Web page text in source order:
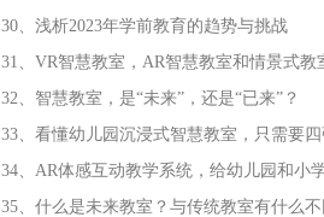
30、浅析2023年学前教育的趋势与挑战
31、VR智慧教室，AR智慧教室和情景式教
32、智慧教室，是“未来”，还是“已来”？
33、看懂幼儿园沉浸式智慧教室，只需要
34、AR体感互动教学系统，给幼儿园和小
35、什么是未来教室？与传统教室有什么